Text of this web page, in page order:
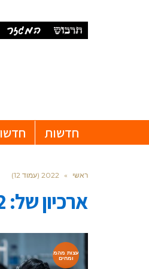
חדשות
ראשי » 2022 (עמוד 12)
ארכיון של:
עצות מהמ
ומחים